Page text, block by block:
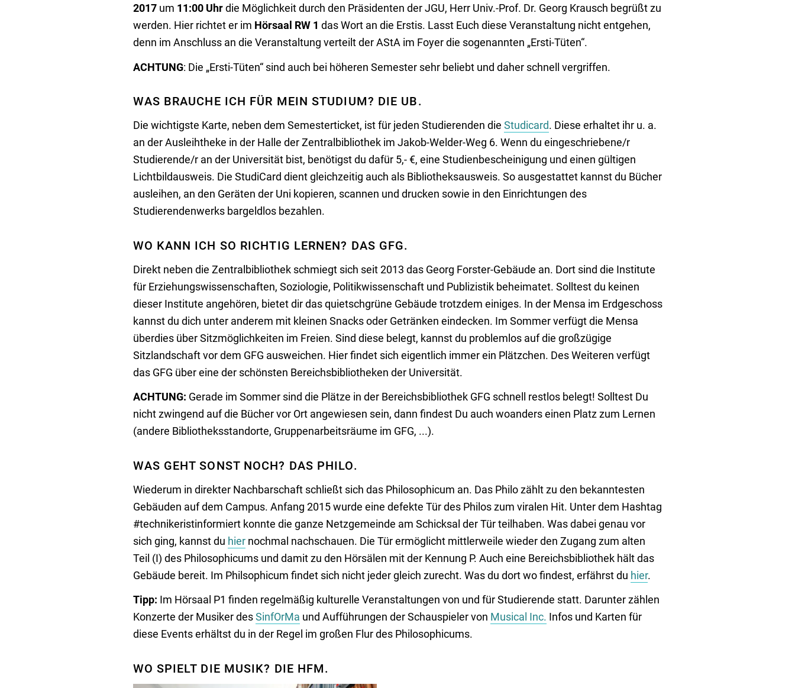
2017 um 11:00 Uhrdie Möglichkeit durch den Präsidenten der JGU, Herr Univ.-Prof. Dr. Georg Krausch begrüßt zu
werden. Hier richtet er im Hörsaal RW 1 das Wort an die Erstis. Lasst Euch diese Veranstaltung nicht entgehen,
denn im Anschluss an die Veranstaltung verteilt der AStA im Foyer die sogenannten „Ersti-Tüten“.
ACHTUNG: Die „Ersti-Tüten“ sind auch bei höheren Semester sehr beliebt und daher schnell vergriffen.
WAS BRAUCHE ICH FÜR MEIN STUDIUM? DIE UB.
Die wichtigste Karte, neben dem Semesterticket, ist für jeden Studierenden die Studicard. Diese erhaltet ihr u. a.
an der Ausleihtheke in der Halle der Zentralbibliothek im Jakob-Welder-Weg 6. Wenn du eingeschriebene/r
Studierende/r an der Universität bist, benötigst du dafür 5,- €, eine Studienbescheinigung und einen gültigen
Lichtbildausweis. Die StudiCard dient gleichzeitig auch als Bibliotheksausweis. So ausgestattet kannst du Bücher
ausleihen, an den Geräten der Uni kopieren, scannen und drucken sowie in den Einrichtungen des
Studierendenwerks bargeldlos bezahlen.
WO KANN ICH SO RICHTIG LERNEN? DAS GFG.
Direkt neben die Zentralbibliothek schmiegt sich seit 2013 das Georg Forster-Gebäude an. Dort sind die Institute
für Erziehungswissenschaften, Soziologie, Politikwissenschaft und Publizistik beheimatet. Solltest du keinen
dieser Institute angehören, bietet dir das quietschgrüne Gebäude trotzdem einiges. In der Mensa im Erdgeschoss
kannst du dich unter anderem mit kleinen Snacks oder Getränken eindecken. Im Sommer verfügt die Mensa
überdies über Sitzmöglichkeiten im Freien. Sind diese belegt, kannst du problemlos auf die großzügige
Sitzlandschaft vor dem GFG ausweichen. Hier findet sich eigentlich immer ein Plätzchen. Des Weiteren verfügt
das GFG über eine der schönsten Bereichsbibliotheken der Universität.
ACHTUNG: Gerade im Sommer sind die Plätze in der Bereichsbibliothek GFG schnell restlos belegt! Solltest Du
nicht zwingend auf die Bücher vor Ort angewiesen sein, dann findest Du auch woanders einen Platz zum Lernen
(andere Bibliotheksstandorte, Gruppenarbeitsräume im GFG, ...).
WAS GEHT SONST NOCH? DAS PHILO.
Wiederum in direkter Nachbarschaft schließt sich das Philosophicum an. Das Philo zählt zu den bekanntesten
Gebäuden auf dem Campus. Anfang 2015 wurde eine defekte Tür des Philos zum viralen Hit. Unter dem Hashtag
#technikeristinformiert konnte die ganze Netzgemeinde am Schicksal der Tür teilhaben. Was dabei genau vor
sich ging, kannst du hiernochmal nachschauen. Die Tür ermöglicht mittlerweile wieder den Zugang zum alten
Teil (I) des Philosophicums und damit zu den Hörsälen mit der Kennung P. Auch eine Bereichsbibliothek hält das
Gebäude bereit. Im Philsophicum findet sich nicht jeder gleich zurecht. Was du dort wo findest, erfährst du hier.
Tipp: Im Hörsaal P1 finden regelmäßig kulturelle Veranstaltungen von und für Studierende statt. Darunter zählen
Konzerte der Musiker desSinfOrMa und Aufführungen der Schauspieler von Musical Inc. Infos und Karten für
diese Events erhältst du in der Regel im großen Flur des Philosophicums.
WO SPIELT DIE MUSIK? DIE HFM.